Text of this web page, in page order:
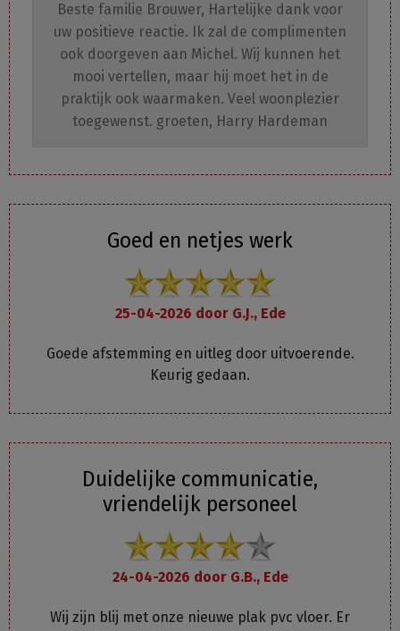
Beste familie Brouwer, Hartelijke dank voor
uw positieve reactie. Ik zal de complimenten
ook doorgeven aan Michel. Wij kunnen het
mooi vertellen, maar hij moet het in de
praktijk ook waarmaken. Veel woonplezier
toegewenst. groeten, Harry Hardeman
Goed en netjes werk
25-04-2026 door G.J., Ede
Goede afstemming en uitleg door uitvoerende.
Keurig gedaan.
Duidelijke communicatie,
vriendelijk personeel
24-04-2026 door G.B., Ede
Wij zijn blij met onze nieuwe plak pvc vloer. Er